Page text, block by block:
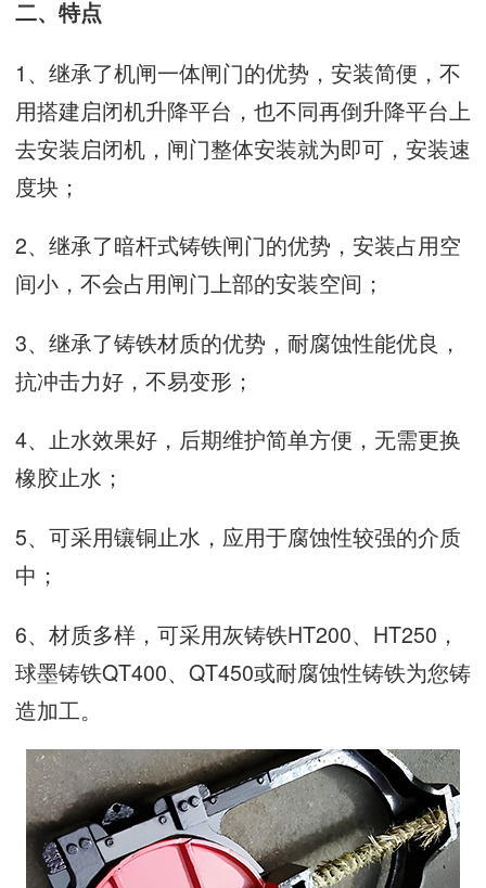
二、特点
1、继承了机闸一体闸门的优势，安装简便，不
用搭建启闭机升降平台，也不同再倒升降平台上
去安装启闭机，闸门整体安装就为即可，安装速
度块；
2、继承了暗杆式铸铁闸门的优势，安装占用空
间小，不会占用闸门上部的安装空间；
3、继承了铸铁材质的优势，耐腐蚀性能优良，
抗冲击力好，不易变形；
4、止水效果好，后期维护简单方便，无需更换
橡胶止水；
5、可采用镶铜止水，应用于腐蚀性较强的介质
中；
6、材质多样，可采用灰铸铁HT200、HT250，
球墨铸铁QT400、QT450或耐腐蚀性铸铁为您铸
造加工。